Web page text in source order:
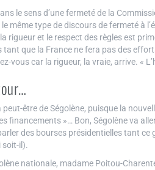
le sens d’une fermeté de la
même type de discours de fermeté à
rigueur et le respect des règles est
tant que la France ne fera pas des
vous car la rigueur, la vraie, arrive. «
être de Ségolène, puisque la
financements »… Bon, Ségolène va
des bourses présidentielles tant
soit-il).
nationale, madame Poitou-